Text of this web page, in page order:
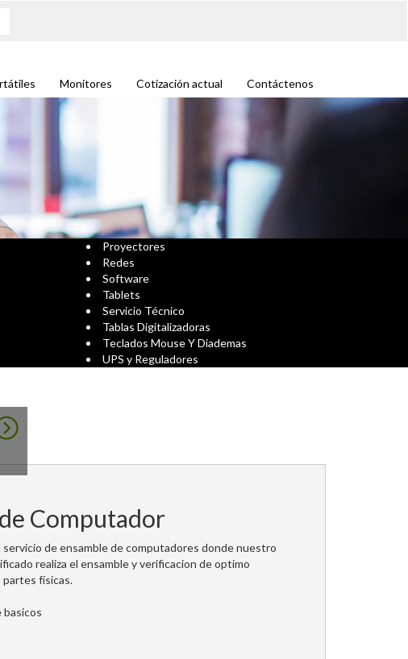
Monitores Cotización actual Contáctenos
Proyectores
Redes
Software
Tablets
Servicio Técnico
Tablas Digitalizadoras
Teclados Mouse Y Diademas
UPS y Reguladores
Computador
de ensamble de computadores donde nuestro
realiza el ensamble y verificacion de optimo
físicas.
basicos